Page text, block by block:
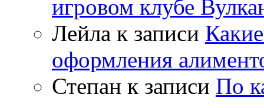
игровом клубе
Лейла к записи
оформления
Степан к записи По